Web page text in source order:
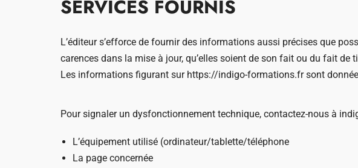
SERVICES FOURNIS
L’éditeur s’efforce de fournir des informations aussi précises que
carences dans la mise à jour, qu’elles soient de son fait ou du fait de
Les informations figurant sur https://indigo-formations.frsont
Pour signaler un dysfonctionnement technique, contactez-nous à
L’équipement utilisé (ordinateur/tablette/téléphone
La page concernée